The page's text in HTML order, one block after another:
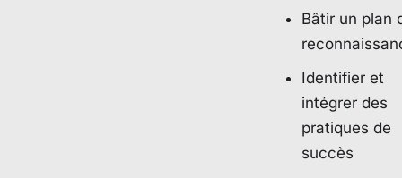
Bâtir un plan
Identifier et
intégrer des
pratiques de
succès